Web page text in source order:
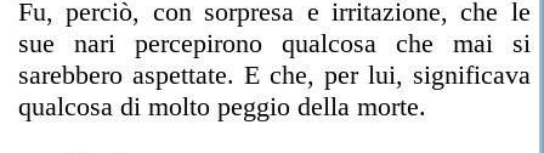
Fu, perciò, con sorpresa e irritazione, che le
sue nari percepirono qualcosa che mai si
sarebbero aspettate. E che, per lui, significava
qualcosa di molto peggio della morte.